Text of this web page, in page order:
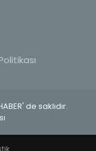
de saklıdır.